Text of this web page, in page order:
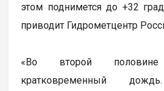
этом поднимется до +32
приводит Гидрометцентр
«Во второй
кратковременный